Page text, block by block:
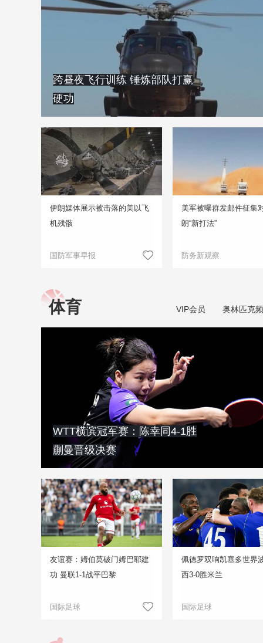
跨昼夜飞行训练 锤炼部队打赢
硬功
伊朗媒体展示被击落的美以飞
机残骸
国防军事早报
美军被曝群发邮件征集
朗“新打法”
防务新观察
体育 VIP会员 奥林匹克
WTT横滨冠军赛：陈幸同4-1胜
蒯曼晋级决赛
友谊赛：姆伯莫破门姆巴耶建
功 曼联1-1战平巴黎
国际足球
佩德罗双响凯塞多世界
西3-0胜米兰
国际足球